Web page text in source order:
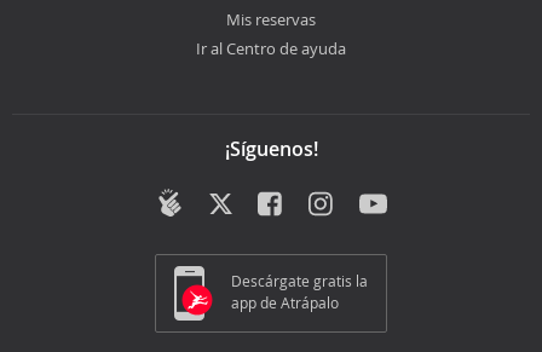
Mis reservas
Ir al Centro de ayuda
¡Síguenos!
Descárgate gratis la
app de Atrápalo